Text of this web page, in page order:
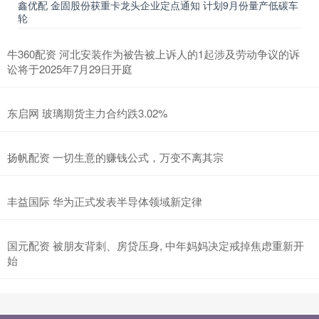
鑫优配 金固股份获重卡龙头企业定点通知 计划9月份量产低碳车
轮
牛360配资 河北安装作为被告被上诉人的1起涉及劳动争议的诉
讼将于2025年7月29日开庭
东启网 玻璃期货主力合约跌3.02%
扬帆配资 一切生意的赚钱公式，万变不离其宗
丰益国际 华为正式发表半导体领域新定律
国元配资 被朋友背刺、房贷压身, 中年妈妈决定戒掉焦虑重新开
始